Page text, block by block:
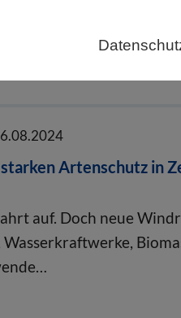
Artenschutz in
auf. Doch neue